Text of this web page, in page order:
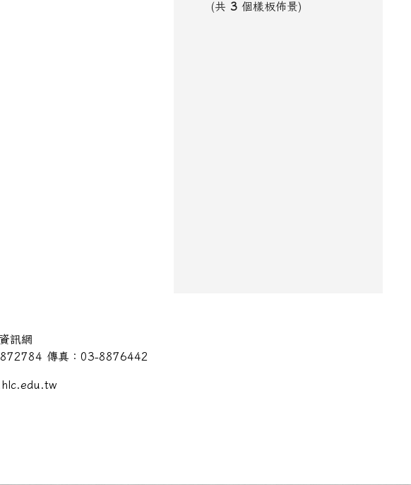
(共 3 個樣板佈景)
訊網
傳真：03-8876442